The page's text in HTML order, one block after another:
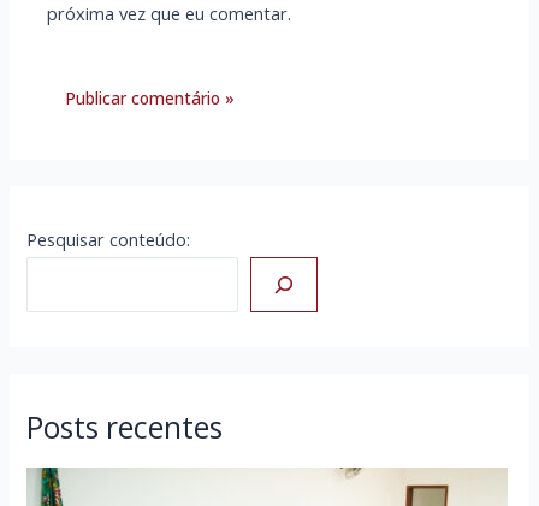
próxima vez que eu comentar.
Pesquisar conteúdo:
Posts recentes